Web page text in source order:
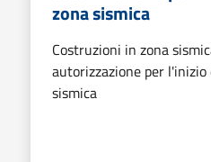
zona sismica
Costruzioni in zona
autorizzazione per
sismica